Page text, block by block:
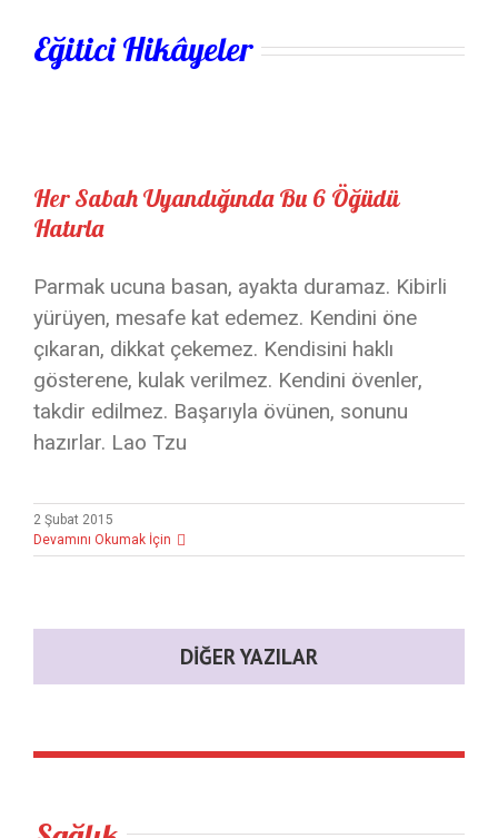
Eğitici Hikâyeler
Her Sabah Uyandığında Bu 6 Öğüdü
Hatırla
Parmak ucuna basan, ayakta duramaz. Kibirli
yürüyen, mesafe kat edemez. Kendini öne
çıkaran, dikkat çekemez. Kendisini haklı
gösterene, kulak verilmez. Kendini övenler,
takdir edilmez. Başarıyla övünen, sonunu
hazırlar. Lao Tzu
2 Şubat 2015
Devamını Okumak İçin
DIĞER YAZILAR